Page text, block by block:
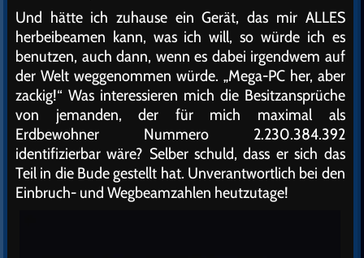
Und hätte ich zuhause ein Gerät, das mir ALLES
herbeibeamen kann, was ich will, so würde ich es
benutzen, auch dann, wenn es dabei irgendwem auf
der Welt weggenommen würde. „Mega-PC her, aber
zackig!“ Was interessieren mich die Besitzansprüche
von jemanden, der für mich maximal als
Erdbewohner Nummero 2.230.384.392
identifizierbar wäre? Selber schuld, dass er sich das
Teil in die Bude gestellt hat. Unverantwortlich bei den
Einbruch- und Wegbeamzahlen heutzutage!